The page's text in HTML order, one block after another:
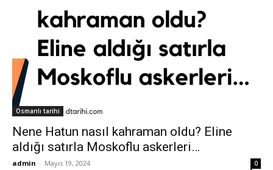
Osmanlı tarihi
Nene Hatun nasıl kahraman oldu? Eline
aldığı satırla Moskoflu askerleri…
admin - Mayıs 19, 2024 0